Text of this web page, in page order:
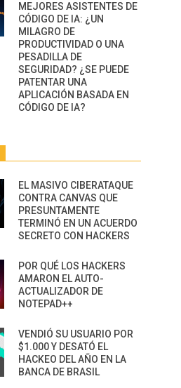
MEJORES ASISTENTES DE
CÓDIGO DE IA: ¿UN
MILAGRO DE
PRODUCTIVIDAD O UNA
PESADILLA DE
SEGURIDAD? ¿SE PUEDE
PATENTAR UNA
APLICACIÓN BASADA EN
CÓDIGO DE IA?
EL MASIVO CIBERATAQUE
CONTRA CANVAS QUE
PRESUNTAMENTE
TERMINÓ EN UN ACUERDO
SECRETO CON HACKERS
POR QUÉ LOS HACKERS
AMARON EL AUTO-
ACTUALIZADOR DE
NOTEPAD++
VENDIÓ SU USUARIO POR
$1.000 Y DESATÓ EL
HACKEO DEL AÑO EN LA
BANCA DE BRASIL